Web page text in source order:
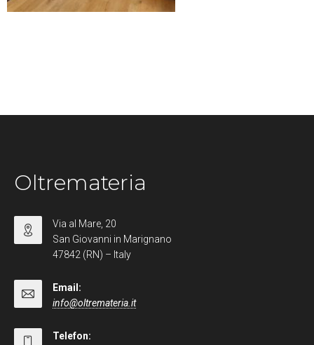
Oltremateria
Via al Mare, 20
San Giovanni in Marignano
47842 (RN) – Italy
Email:
info@oltremateria.it
Telefon: